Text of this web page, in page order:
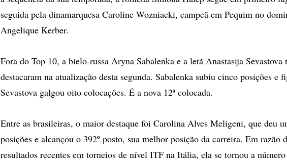
seguida pela dinamarquesa Caroline Wozniacki, campeã em Pequim no
Angelique Kerber.
Fora do Top 10, a bielo-russa Aryna Sabalenka e a letã Anastasija Sevastova
destacaram na atualização desta segunda. Sabalenka subiu cinco posições e
Sevastova galgou oito colocações. É a nova 12ª colocada.
Entre as brasileiras, o maior destaque foi Carolina Alves Meligeni, que deu
posições e alcançou o 392º posto, sua melhor posição da carreira. Em razão
resultados recentes em torneios de nível ITF na Itália, ela se tornou a